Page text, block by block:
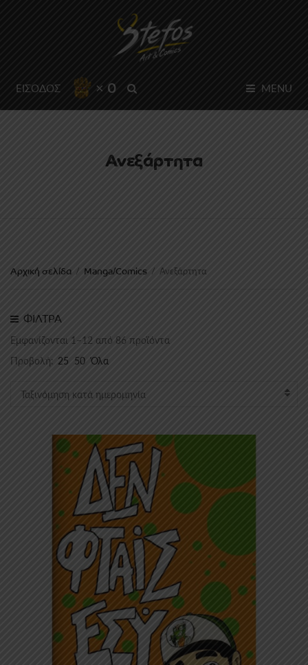
ΕΙΣΟΔΟΣ × 0 MENU
Ανεξάρτητα
Αρχική σελίδα / Manga/Comics / Ανεξάρτητα
ΦΙΛΤΡΑ
Εμφανίζονται 1–12 από 86 προϊόντα
Προβολή: 25 50 Όλα